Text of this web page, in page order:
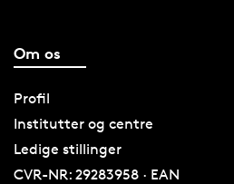
Om os
Profil
Institutter og centre
Ledige stillinger
CVR-NR: 29283958 · EAN